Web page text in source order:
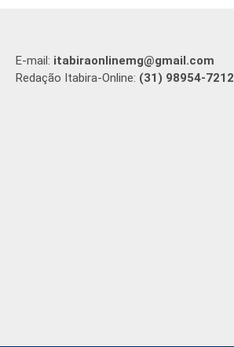
E-mail: itabiraonlinemg@gmail.com
Redação Itabira-Online: (31) 98954-7212